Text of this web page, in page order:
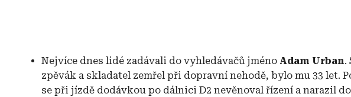
Nejvíce dnes lidé zadávali do vyhledávačů jméno Adam Urban.
zpěvák a skladatel zemřel při dopravní nehodě, bylo mu 33 let.
se při jízdě dodávkou po dálnici D2 nevěnoval řízení a narazil